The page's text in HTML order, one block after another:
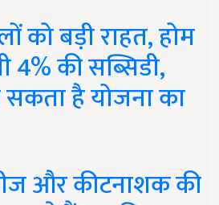
को बड़ी राहत, होम
4% की सब्सिडी,
है योजना का
और कीटनाशक की